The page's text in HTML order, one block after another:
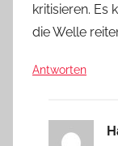
kritisieren. Es
die Welle
Antworten